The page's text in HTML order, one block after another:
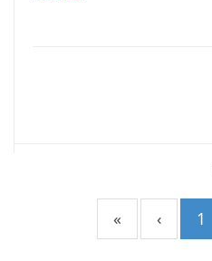
« ‹ 1